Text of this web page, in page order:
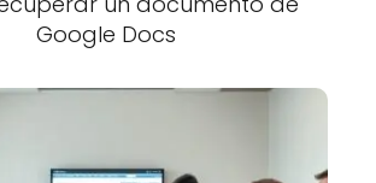
Google Docs